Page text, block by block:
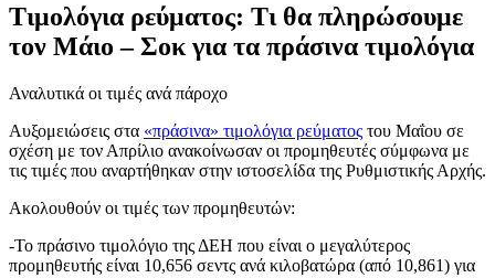
Τιμολόγια ρεύματος: Τι θα πληρώσουμε
τον Μάιο – Σοκ για τα πράσινα τιμολόγια
Αναλυτικά οι τιμές ανά πάροχο
Αυξομειώσεις στα «πράσινα» τιμολόγια ρεύματος του Μαΐου σε
σχέση με τον Απρίλιο ανακοίνωσαν οι προμηθευτές σύμφωνα με
τις τιμές που αναρτήθηκαν στην ιστοσελίδα της Ρυθμιστικής Αρχής.
Ακολουθούν οι τιμές των προμηθευτών:
-Το πράσινο τιμολόγιο της ΔΕΗ που είναι ο μεγαλύτερος
προμηθευτής είναι 10,656 σεντς ανά κιλοβατώρα (από 10,861) για